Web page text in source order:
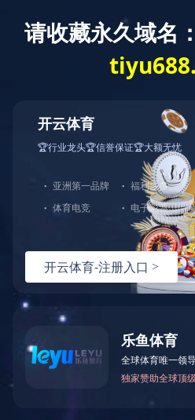
首 页 学院概况
党群工作
工会工作